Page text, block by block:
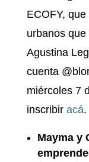
ECOFY,
urbanos
Agustina
cuenta
miércoles 7
inscribir acá.
Mayma y